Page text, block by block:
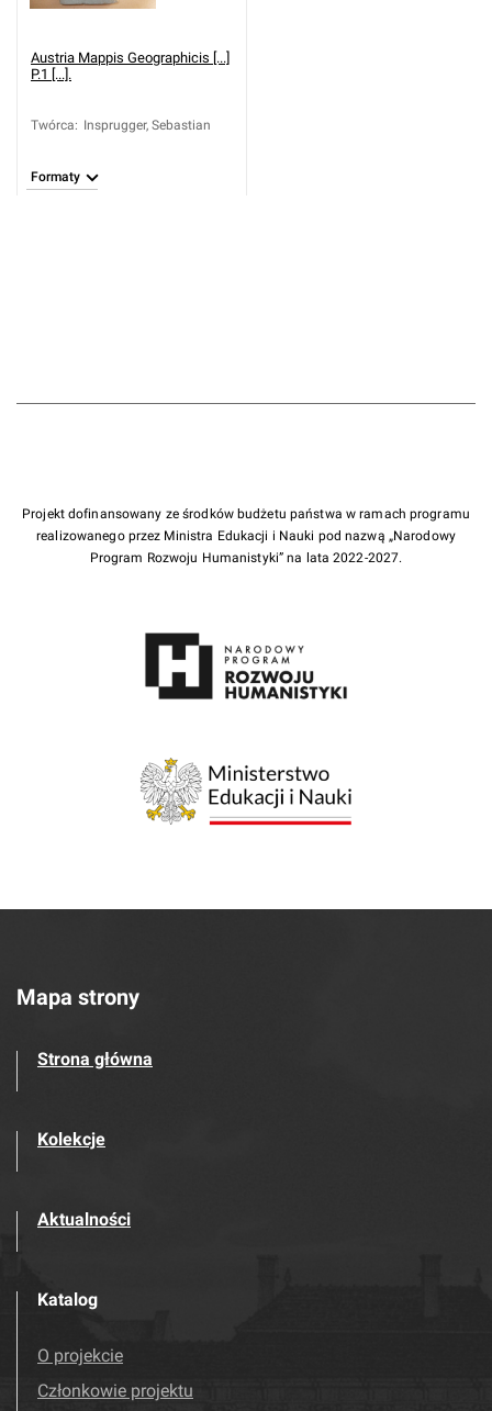
Austria Mappis Geographicis [...]
P.1 [...].
Twórca: Insprugger, Sebastian
Formaty
Projekt dofinansowany ze środków budżetu państwa w ramach programu
realizowanego przez Ministra Edukacji i Nauki pod nazwą „Narodowy
Program Rozwoju Humanistyki” na lata 2022-2027.
Mapa strony
Strona główna
Kolekcje
Aktualności
Katalog
O projekcie
Członkowie projektu